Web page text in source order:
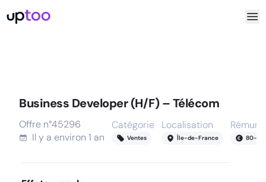
Business Developer (H/F) – Télécom
Offre n°45296
Il y a environ 1 an
Catégorie
Ventes
Localisation
Île-de-France 80-